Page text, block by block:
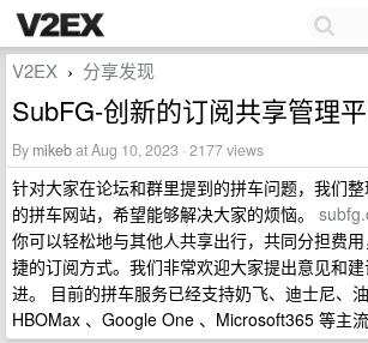
V2EX › 分享发现
SubFG-创新的订阅共享管理
By mikebat Aug 10, 2023 · 2177 views
针对大家在论坛和群里提到的拼车问题，我们
的拼车网站，希望能够解决大家的烦恼。
你可以轻松地与其他人共享出行，共同分担费
捷的订阅方式。我们非常欢迎大家提出意见和
进。 目前的拼车服务已经支持奶飞、迪士尼、
HBOMax 、Google One 、Microsoft365 等主流